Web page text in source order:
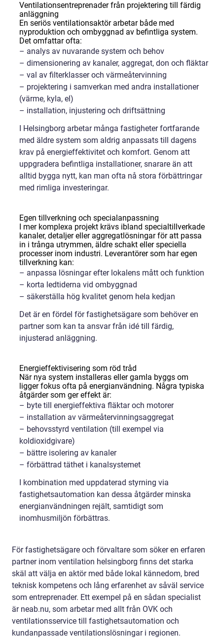
Ventilationsentreprenader från projektering till färdig
anläggning
En seriös ventilationsaktör arbetar både med
nyproduktion och ombyggnad av befintliga system.
Det omfattar ofta:
– analys av nuvarande system och behov
– dimensionering av kanaler, aggregat, don och fläktar
– val av filterklasser och värmeåtervinning
– projektering i samverkan med andra installationer
(värme, kyla, el)
– installation, injustering och driftsättning
I Helsingborg arbetar många fastigheter fortfarande
med äldre system som aldrig anpassats till dagens
krav på energieffektivitet och komfort. Genom att
uppgradera befintliga installationer, snarare än att
alltid bygga nytt, kan man ofta nå stora förbättringar
med rimliga investeringar.
Egen tillverkning och specialanpassning
I mer komplexa projekt krävs ibland specialtillverkade
kanaler, detaljer eller aggregatlösningar för att passa
in i trånga utrymmen, äldre schakt eller speciella
processer inom industri. Leverantörer som har egen
tillverkning kan:
– anpassa lösningar efter lokalens mått och funktion
– korta ledtiderna vid ombyggnad
– säkerställa hög kvalitet genom hela kedjan
Det är en fördel för fastighetsägare som behöver en
partner som kan ta ansvar från idé till färdig,
injusterad anläggning.
Energieffektivisering som röd tråd
När nya system installeras eller gamla byggs om
ligger fokus ofta på energianvändning. Några typiska
åtgärder som ger effekt är:
– byte till energieffektiva fläktar och motorer
– installation av värmeåtervinningsaggregat
– behovsstyrd ventilation (till exempel via
koldioxidgivare)
– bättre isolering av kanaler
– förbättrad täthet i kanalsystemet
I kombination med uppdaterad styrning via
fastighetsautomation kan dessa åtgärder minska
energianvändningen rejält, samtidigt som
inomhusmiljön förbättras.
För fastighetsägare och förvaltare som söker en erfaren
partner inom ventilation helsingborg finns det starka
skäl att välja en aktör med både lokal kännedom, bred
teknisk kompetens och lång erfarenhet av såväl service
som entreprenader. Ett exempel på en sådan specialist
är neab.nu, som arbetar med allt från OVK och
ventilationsservice till fastighetsautomation och
kundanpassade ventilationslösningar i regionen.